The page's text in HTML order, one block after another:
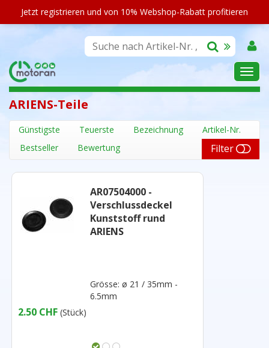
Jetzt registrieren und von 10% Webshop-Rabatt profitieren
SORTIMENT
ARIENS-Teile
Günstigste Teuerste Bezeichnung
Artikel-Nr.
Bestseller
Bewertung Filter
AR07504000 -
Verschlussdeckel
Kunststoff rund
ARIENS
Grösse: ø 21 / 35mm -
6.5mm
2.50 CHF (Stück)